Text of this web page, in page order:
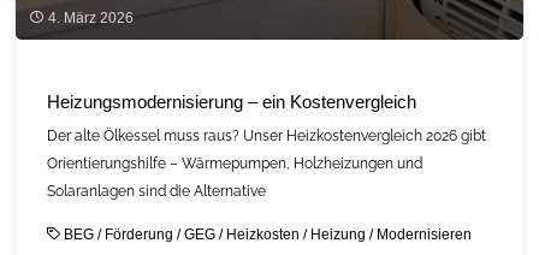
4. März 2026
Heizungsmodernisierung – ein Kostenvergleich
Der alte Ölkessel muss raus? Unser Heizkostenvergleich 2026 gibt
Orientierungshilfe – Wärmepumpen, Holzheizungen und
Solaranlagen sind die Alternative
BEG / Förderung /GEG / Heizkosten / Heizung / Modernisieren